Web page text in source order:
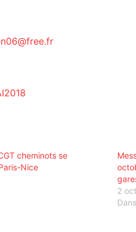
cheminots se
Nice
2